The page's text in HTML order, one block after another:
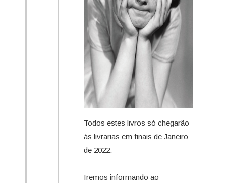
Todos estes livros só chegarão
às livrarias em finais de Janeiro
de 2022.
Iremos informando ao